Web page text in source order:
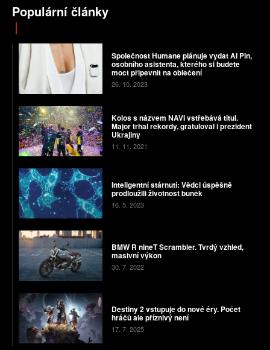
Populární články
Společnost Humane plánuje vydat AI Pin,
osobního asistenta, kterého si budete
moct připevnit na oblečení
26. 10. 2023
Kolos s názvem NAVI vstřebává titul.
Major trhal rekordy, gratuloval i prezident
Ukrajiny
11. 11. 2021
Inteligentní stárnutí: Vědci úspěšně
prodloužili životnost buněk
16. 5. 2023
BMW R nineT Scrambler. Tvrdý vzhled,
masivní výkon
30. 7. 2022
Destiny 2 vstupuje do nové éry. Počet
hráčů ale příznivý není
17. 7. 2025